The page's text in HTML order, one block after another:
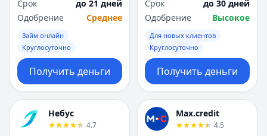
Срок
до 21 дней
Одобрение
Среднее
Займ онлайн
Круглосуточно
Получить деньги
Срок
до 30 дней
Одобрение
Высокое
Для новых клиентов
Круглосуточно
Получить деньги
Небус
4.7
Max.credit
4.5